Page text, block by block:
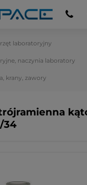
laboratoryjny
naczynia laboratory
krany, zawory
34